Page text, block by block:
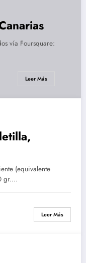
vía Foursquare:
Leer Más
(equivalente
gr.…
Leer Más